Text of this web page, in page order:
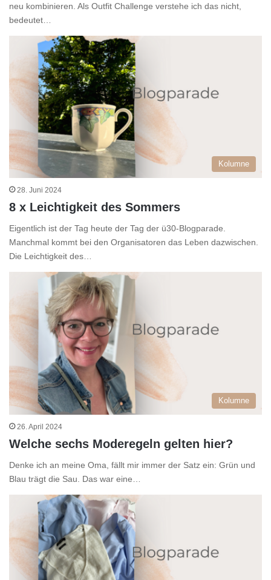
neu kombinieren. Als Outfit Challenge verstehe ich das nicht,
bedeutet…
Kolumne
28. Juni 2024
8 x Leichtigkeit des Sommers
Eigentlich ist der Tag heute der Tag der ü30-Blogparade.
Manchmal kommt bei den Organisatoren das Leben dazwischen.
Die Leichtigkeit des…
Kolumne
26. April 2024
Welche sechs Moderegeln gelten hier?
Denke ich an meine Oma, fällt mir immer der Satz ein: Grün und
Blau trägt die Sau. Das war eine…